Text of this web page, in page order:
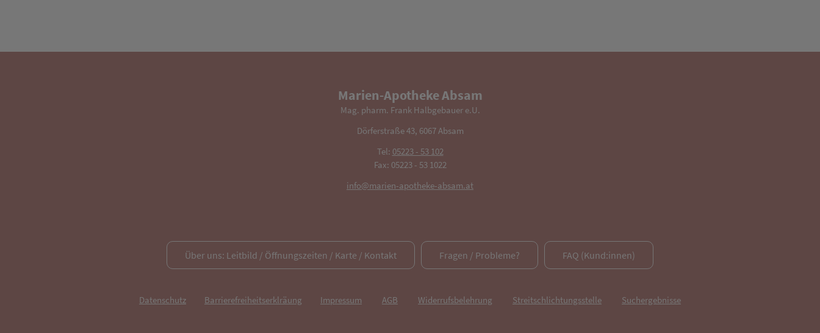
Marien-Apotheke Absam
Mag. pharm. Frank Halbgebauer e.U.
Dörferstraße 43, 6067 Absam
Tel: 05223 - 53 102
Fax: 05223 - 53 1022
info@marien-apotheke-absam.at
Über uns: Leitbild / Öffnungszeiten / Karte / Kontakt Fragen / Probleme? FAQ (Kund:innen)
Datenschutz Barrierefreiheitserklräung Impressum AGB Widerrufsbelehrung Streitschlichtungsstelle Suchergebnisse